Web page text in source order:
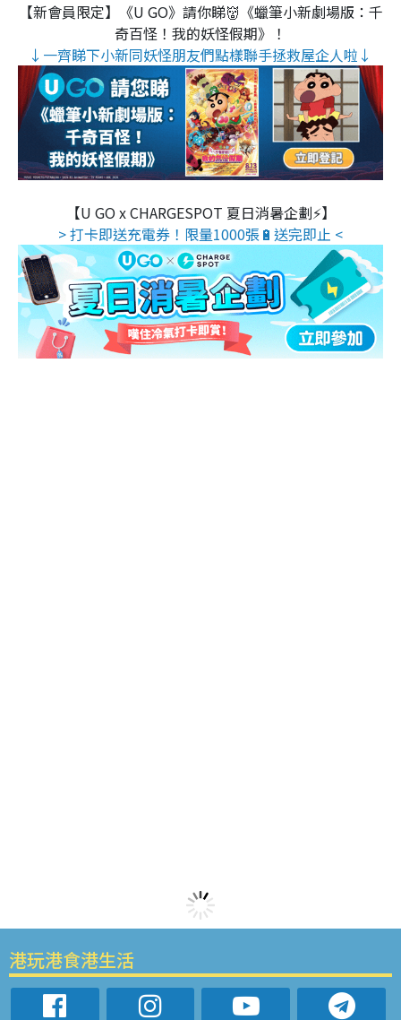
【新會員限定】《U GO》請你睇👹《蠟筆小新劇場版：千
奇百怪！我的妖怪假期》！
↓一齊睇下小新同妖怪朋友們點樣聯手拯救屋企人啦↓
【U GO x CHARGESPOT 夏日消暑企劃⚡】
> 打卡即送充電券！限量1000張🔋送完即止 <
港玩港食港生活